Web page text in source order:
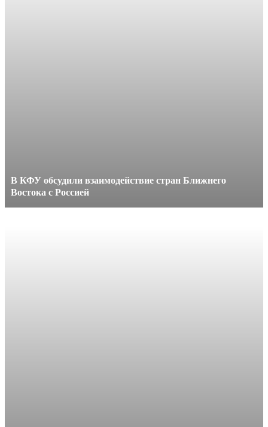
В КФУ обсудили взаимодействие стран Ближнего
Востока с Россией